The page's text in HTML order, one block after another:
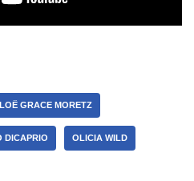
GRACE MORETZ
DICAPRIO OLICIA WILD